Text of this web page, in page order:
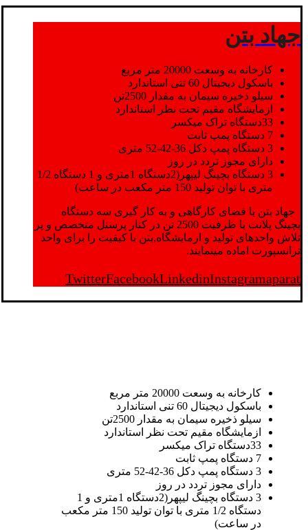
جهاد بتن
کارخانه به وسعت 20000 متر مربع
باسکول دیجیتال 60 تنی استاندارد
سیلو ذخیره سیمان به مقدار 2500تن
ازمایشگاه مقیم تحت نظر استاندارد
33دستگاه تراک میکسر
7 دستگاه پمپ ثابت
3 دستگاه پمپ دکل 36-42-52 متری
دارای مجوز تردد در روز
3 دستگاه بچینگ لیپهر(2دستگاه 1متری و 1 دستگاه 1/2
متری با توان تولید 150 متر مکعب در ساعت)
جهاد بتن با فضای کارگاهی و به کار گیری سه دستگاه
بچینگ پلانت با ظرفیت 2500 تن در کنار پرسنل متخصص و پر
تلاش واحدهای تولید و ازمایشگاه,بتن با کیفیت را برای واحد
ترانسپورت اماده مینمایند.
TwitterFacebookLinkedinInstagramaparat
کارخانه به وسعت 20000 متر مربع
باسکول دیجیتال 60 تنی استاندارد
سیلو ذخیره سیمان به مقدار 2500تن
ازمایشگاه مقیم تحت نظر استاندارد
33دستگاه تراک میکسر
7 دستگاه پمپ ثابت
3 دستگاه پمپ دکل 36-42-52 متری
دارای مجوز تردد در روز
3 دستگاه بچینگ لیپهر(2دستگاه 1متری و 1
دستگاه 1/2 متری با توان تولید 150 متر مکعب
در ساعت)